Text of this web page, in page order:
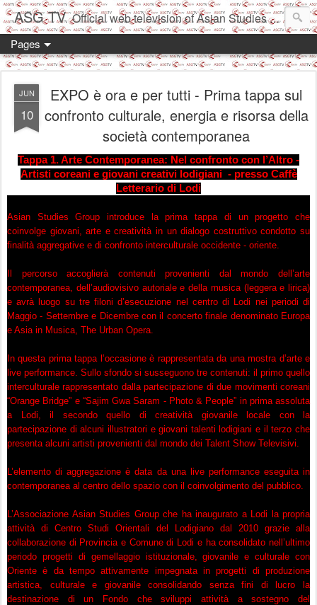
ASG TV Official web television of Asian Studies Group 東洋学協会
Pages
JUN
10
EXPO è ora e per tutti - Prima tappa sul
confronto culturale, energia e risorsa della
società contemporanea
Tappa 1. Arte Contemporanea: Nel confronto con l’Altro -
Artisti coreani e giovani creativi lodigiani - presso Caffè
Letterario di Lodi
Asian Studies Group introduce la prima tappa di un progetto che
coinvolge giovani, arte e creatività in un dialogo costruttivo condotto su
finalità aggregative e di confronto interculturale occidente - oriente.
Il percorso accoglierà contenuti provenienti dal mondo dell’arte
contemporanea, dell’audiovisivo autoriale e della musica (leggera e lirica)
e avrà luogo su tre filoni d’esecuzione nel centro di Lodi nei periodi di
Maggio - Settembre e Dicembre con il concerto finale denominato Europa
e Asia in Musica, The Urban Opera.
In questa prima tappa l’occasione è rappresentata da una mostra d’arte e
live performance. Sullo sfondo si susseguono tre contenuti: il primo quello
interculturale rappresentato dalla partecipazione di due movimenti coreani
“Orange Bridge” e “Sajim Gwa Saram - Photo & People” in prima assoluta
a Lodi, il secondo quello di creatività giovanile locale con la
partecipazione di alcuni illustratori e giovani talenti lodigiani e il terzo che
presenta alcuni artisti provenienti dal mondo dei Talent Show Televisivi.
L’elemento di aggregazione è data da una live performance eseguita in
contemporanea al centro dello spazio con il coinvolgimento del pubblico.
L’Associazione Asian Studies Group che ha inaugurato a Lodi la propria
attività di Centro Studi Orientali del Lodigiano dal 2010 grazie alla
collaborazione di Provincia e Comune di Lodi e ha consolidato nell’ultimo
periodo progetti di gemellaggio istituzionale, giovanile e culturale con
Oriente è da tempo attivamente impegnata in progetti di produzione
artistica, culturale e giovanile consolidando senza fini di lucro la
destinazione di un Fondo che sviluppi attività a sostegno del